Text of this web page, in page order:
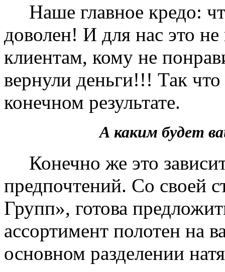
Наше главное кредо:
доволен! И для нас это
клиентам, кому не
вернули деньги!!! Так
конечном результате.
А каким будет
Конечно же это
предпочтений. Со своей
Групп», готова
ассортимент полотен на
основном разделении